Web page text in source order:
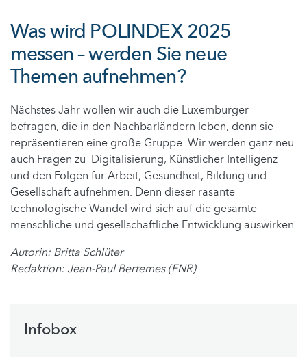
Was wird POLINDEX 2025
messen – werden Sie neue
Themen aufnehmen?
Nächstes Jahr wollen wir auch die Luxemburger
befragen, die in den Nachbarländern leben, denn sie
repräsentieren eine große Gruppe. Wir werden ganz neu
auch Fragen zu Digitalisierung, Künstlicher Intelligenz
und den Folgen für Arbeit, Gesundheit, Bildung und
Gesellschaft aufnehmen. Denn dieser rasante
technologische Wandel wird sich auf die gesamte
menschliche und gesellschaftliche Entwicklung auswirken.
Autorin: Britta Schlüter
Redaktion: Jean-Paul Bertemes (FNR)
Infobox